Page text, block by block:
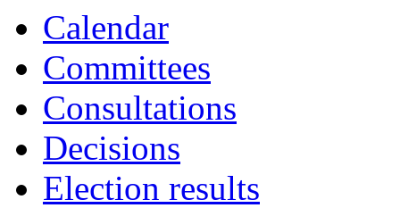
Calendar
Committees
Consultations
Decisions
Election results